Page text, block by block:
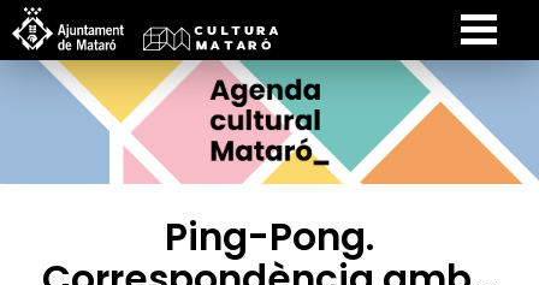
Ping-Pong.